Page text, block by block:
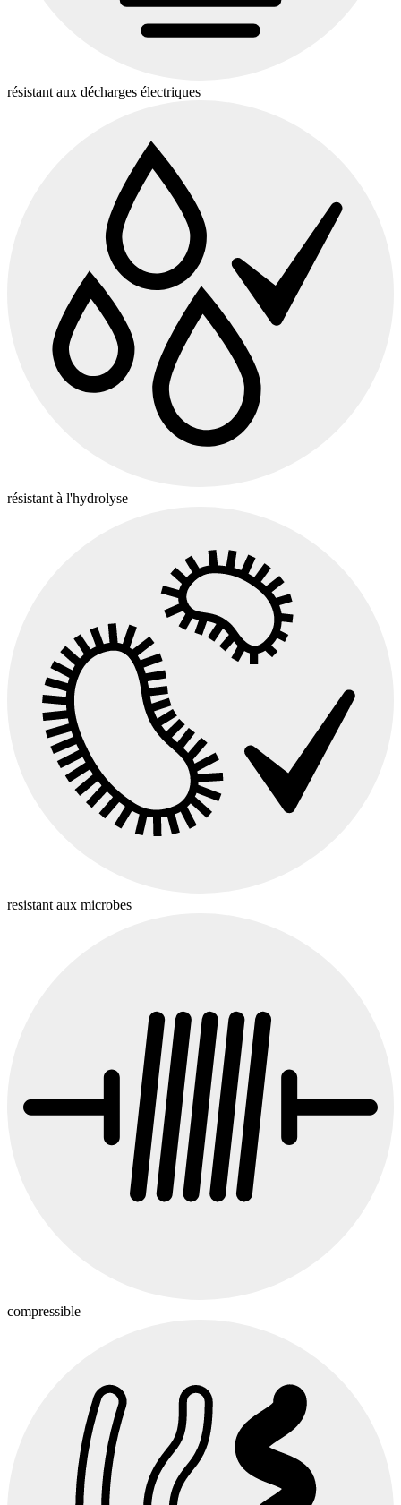
résistant aux décharges électriques
résistant à l'hydrolyse
resistant aux microbes
compressible